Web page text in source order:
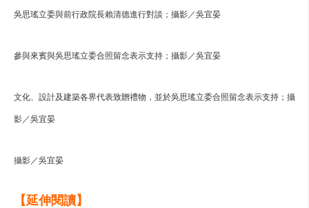
吳思瑤立委與前行政院長賴清德進行對談；攝影／吳宜晏
參與來賓與吳思瑤立委合照留念表示支持；攝影／吳宜晏
文化、設計及建築各界代表致贈禮物，並於吳思瑤立委合照留念表示支持；攝
影／吳宜晏
攝影／吳宜晏
【延伸閱讀】